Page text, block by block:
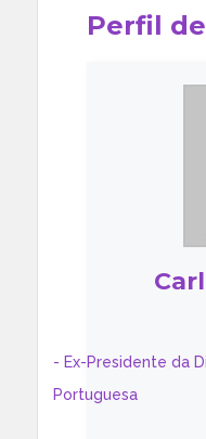
Perfil
- Ex-Presidente da
Portuguesa